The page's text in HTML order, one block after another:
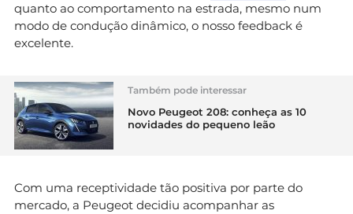
quanto ao comportamento na estrada, mesmo num
modo de condução dinâmico, o nosso feedback é
excelente.
Também pode interessar
Novo Peugeot 208: conheça as 10
novidades do pequeno leão
Com uma receptividade tão positiva por parte do
mercado, a Peugeot decidiu acompanhar as